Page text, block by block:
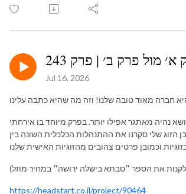
מול פרק ב׳ | פרק 243
Jul 16, 2026
חברה מאוד טובה שלנו! וזה מה שהיא כתבה עלינו
נהיה מאתגר אפילו יותר. בפרק מיוחד בו אירחתי
שלי סקרנו את ההתנהלות הכלכלית השונה בין
לקנות את הספר ״סבתא בישלה ירושה״ במחיר מוזל)
https://headstart.co.il/project/90464